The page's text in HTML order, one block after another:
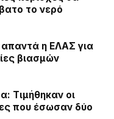
το νερό
η ΕΛΑΣ για
βιασμών
Τιµήθηκαν οι
που έσωσαν δύο